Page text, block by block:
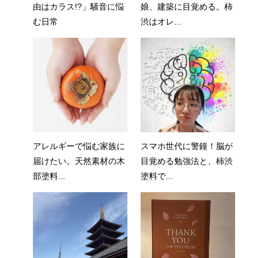
由はカラス!?」騒音に悩
む日常
娘、建築に目覚める。柿
渋はオレ...
アレルギーで悩む家族に
届けたい。天然素材の木
部塗料...
スマホ世代に警鐘！脳が
目覚める勉強法と、柿渋
塗料で...